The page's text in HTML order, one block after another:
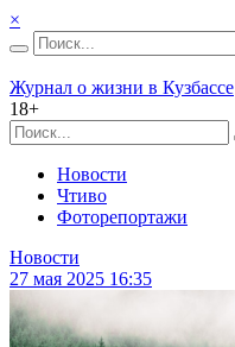
×
Журнал о жизни в Кузбассе
18+
Новости
Чтиво
Фоторепортажи
Новости
27 мая 2025 16:35